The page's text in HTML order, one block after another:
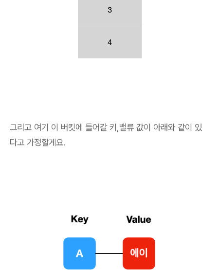
그리고 여기 이 버킷에 들어갈 키,밸류 값이 아래와 같이 있
다고 가정할게요.